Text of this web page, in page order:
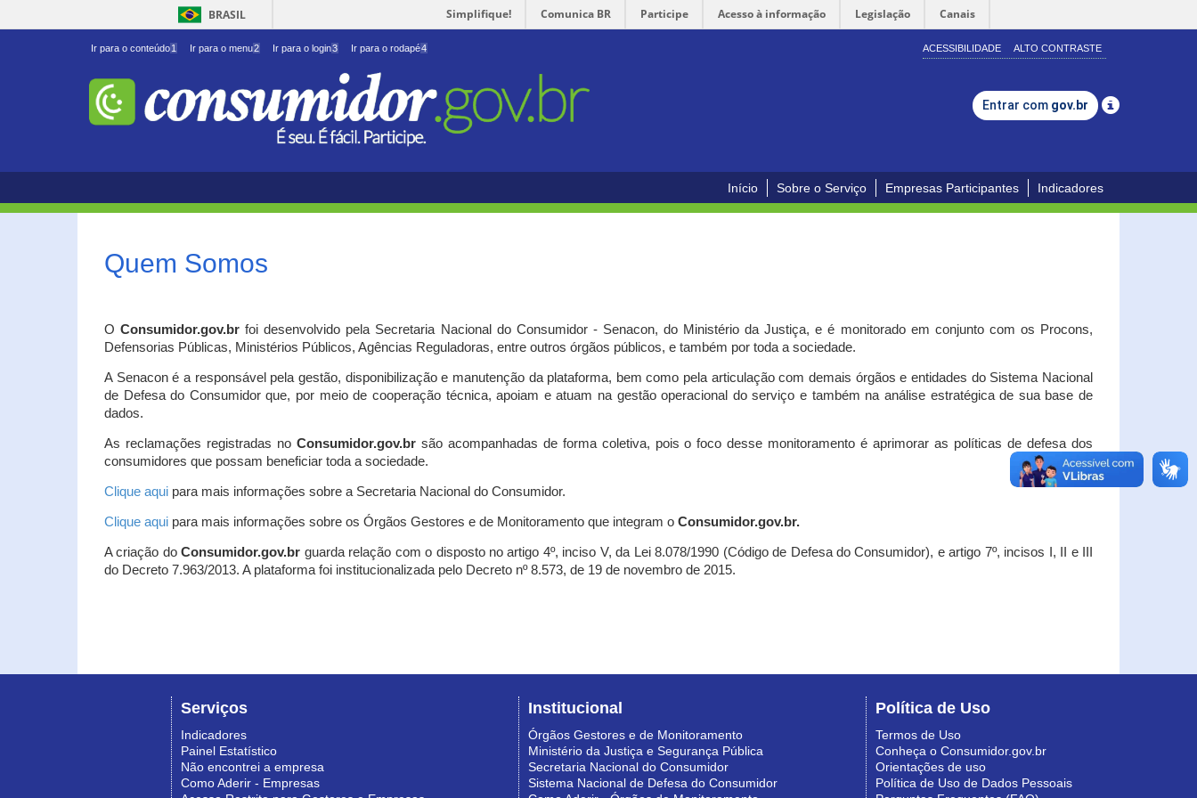
BRASIL Simplifique! Comunica BR Participe Acesso à informação Legislação Canais
Ir para o conteúdo1 Ir para o menu2 Ir para o login3 Ir para o rodapé4 ACESSIBILIDADE ALTO CONTRASTE
Entrar com gov.br
Início Sobre o Serviço Empresas Participantes Indicadores
Quem Somos
OConsumidor.gov.br foi desenvolvido pela Secretaria Nacional do Consumidor - Senacon, do Ministério da Justiça, e é monitorado em conjunto com os Procons,
Defensorias Públicas, Ministérios Públicos, Agências Reguladoras, entre outros órgãos públicos, e também por toda a sociedade.
A Senacon é a responsável pela gestão, disponibilização e manutenção da plataforma, bem como pela articulação com demais órgãos e entidades do Sistema Nacional
de Defesa do Consumidor que, por meio de cooperação técnica, apoiam e atuam na gestão operacional do serviço e também na análise estratégica de sua base de
dados.
As reclamações registradas no Consumidor.gov.brsão acompanhadas de forma coletiva, pois o foco desse monitoramento é aprimorar as políticas de defesa dos
consumidores que possam beneficiar toda a sociedade.
Clique aqui para mais informações sobre a Secretaria Nacional do Consumidor.
Clique aqui para mais informações sobre os Órgãos Gestores e de Monitoramento que integram o Consumidor.gov.br.
A criação doConsumidor.gov.br guarda relação com o disposto no artigo 4º, inciso V, da Lei 8.078/1990 (Código de Defesa do Consumidor), e artigo 7º, incisos I, II e III
do Decreto 7.963/2013. A plataforma foi institucionalizada pelo Decreto nº 8.573, de 19 de novembro de 2015.
Serviços
Indicadores
Painel Estatístico
Não encontrei a empresa
Como Aderir - Empresas
Institucional
Órgãos Gestores e de Monitoramento
Ministério da Justiça e Segurança Pública
Secretaria Nacional do Consumidor
Sistema Nacional de Defesa do Consumidor
Política de Uso
Termos de Uso
Conheça o Consumidor.gov.br
Orientações de uso
Política de Uso de Dados Pessoais